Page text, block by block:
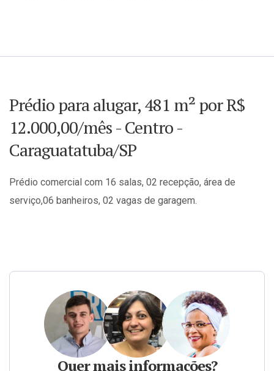
Prédio para alugar, 481 m² por R$
12.000,00/mês - Centro -
Caraguatatuba/SP
Prédio comercial com 16 salas, 02 recepção, área de
serviço,06 banheiros, 02 vagas de garagem.
Quer mais informações?